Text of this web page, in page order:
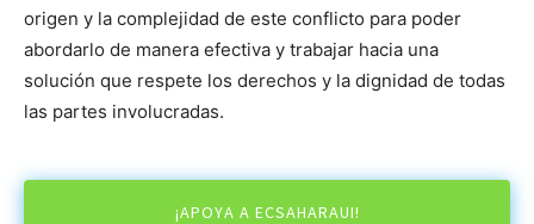
origen y la complejidad de este conflicto para poder
abordarlo de manera efectiva y trabajar hacia una
solución que respete los derechos y la dignidad de todas
las partes involucradas.
¡APOYA A ECSAHARAUI!